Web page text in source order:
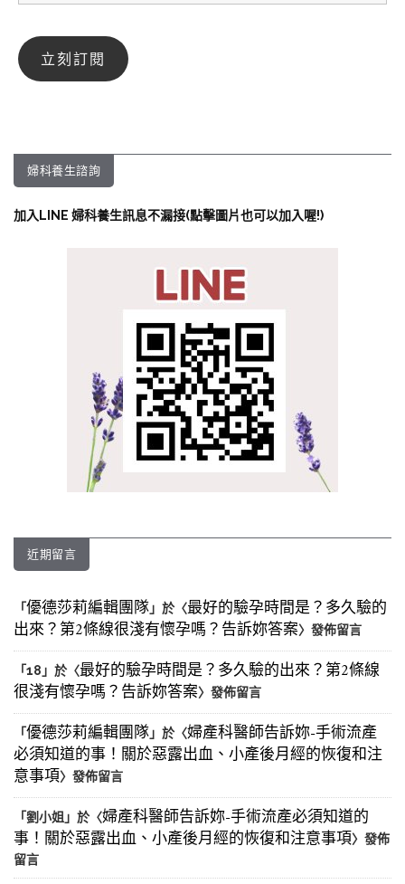
婦科養生諮詢
加入LINE 婦科養生訊息不漏接(點擊圖片也可以加入喔!)
近期留言
「優德莎莉編輯團隊」於〈最好的驗孕時間是？多久驗的
出來？第2條線很淺有懷孕嗎？告訴妳答案〉發佈留言
「18 」於〈最好的驗孕時間是？多久驗的出來？第2條線
很淺有懷孕嗎？告訴妳答案〉發佈留言
「優德莎莉編輯團隊」於〈婦產科醫師告訴妳-手術流產
必須知道的事！關於惡露出血、小產後月經的恢復和注
意事項〉發佈留言
「劉小姐」於〈婦產科醫師告訴妳-手術流產必須知道的
事！關於惡露出血、小產後月經的恢復和注意事項〉發佈
留言